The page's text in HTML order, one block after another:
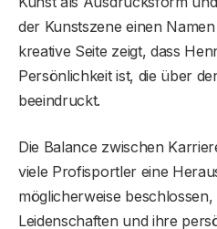
der Kunstszene einen
kreative Seite zeigt, dass
Persönlichkeit ist, die über
beeindruckt.
Die Balance zwischen
viele Profisportler eine
möglicherweise
Leidenschaften und ihre